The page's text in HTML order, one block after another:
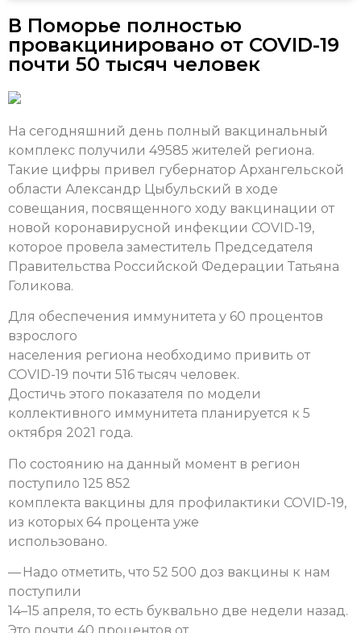
В Поморье полностью
провакцинировано от COVID-19
почти 50 тысяч человек
На сегодняшний день полный вакцинальный
комплекс получили 49585 жителей региона.
Такие цифры привел губернатор Архангельской
области Александр Цыбульский в ходе
совещания, посвященного ходу вакцинации от
новой коронавирусной инфекции COVID-19,
которое провела заместитель Председателя
Правительства Российской Федерации Татьяна
Голикова.
Для обеспечения иммунитета у 60 процентов
взрослого
населения региона необходимо привить от
COVID-19 почти 516 тысяч человек.
Достичь этого показателя по модели
коллективного иммунитета планируется к 5
октября 2021 года.
По состоянию на данный момент в регион
поступило 125 852
комплекта вакцины для профилактики COVID-19,
из которых 64 процента уже
использовано.
— Надо отметить, что 52 500 доз вакцины к нам
поступили
14–15 апреля, то есть буквально две недели назад.